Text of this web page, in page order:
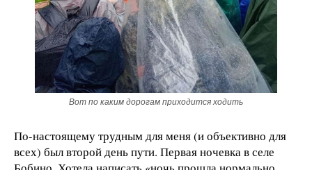
Вот по каким дорогам приходится ходить
По-настоящему трудным для меня (и объективно для
всех) был второй день пути. Первая ночевка в селе